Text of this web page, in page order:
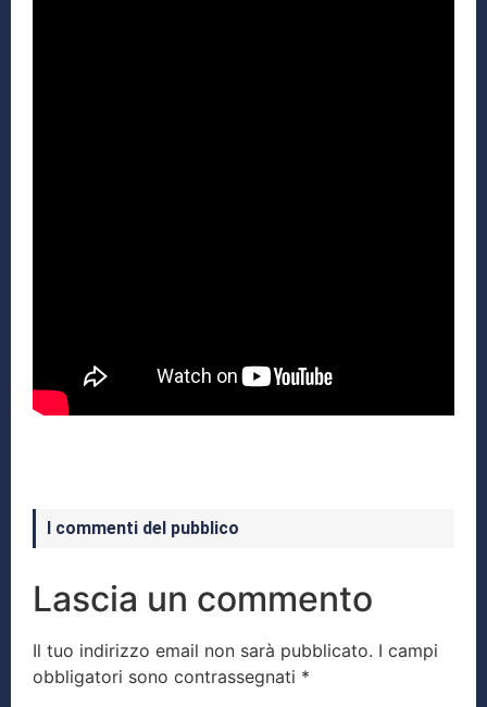
I commenti del pubblico
Lascia un commento
Il tuo indirizzo email non sarà pubblicato. I campi
obbligatori sono contrassegnati *